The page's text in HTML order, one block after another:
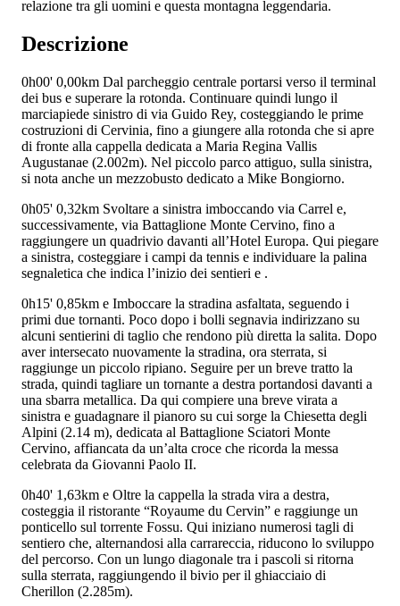
relazione tra gli uomini e questa montagna leggendaria.
Descrizione
0h00' 0,00km Dal parcheggio centrale portarsi verso il terminal
dei bus e superare la rotonda. Continuare quindi lungo il
marciapiede sinistro di via Guido Rey, costeggiando le prime
costruzioni di Cervinia, fino a giungere alla rotonda che si apre
di fronte alla cappella dedicata a Maria Regina Vallis
Augustanae (2.002m). Nel piccolo parco attiguo, sulla sinistra,
si nota anche un mezzobusto dedicato a Mike Bongiorno.
0h05' 0,32km Svoltare a sinistra imboccando via Carrel e,
successivamente, via Battaglione Monte Cervino, fino a
raggiungere un quadrivio davanti all’Hotel Europa. Qui piegare
a sinistra, costeggiare i campi da tennis e individuare la palina
segnaletica che indica l’inizio dei sentieri e .
0h15' 0,85km e Imboccare la stradina asfaltata, seguendo i
primi due tornanti. Poco dopo i bolli segnavia indirizzano su
alcuni sentierini di taglio che rendono più diretta la salita. Dopo
aver intersecato nuovamente la stradina, ora sterrata, si
raggiunge un piccolo ripiano. Seguire per un breve tratto la
strada, quindi tagliare un tornante a destra portandosi davanti a
una sbarra metallica. Da qui compiere una breve virata a
sinistra e guadagnare il pianoro su cui sorge la Chiesetta degli
Alpini (2.14 m), dedicata al Battaglione Sciatori Monte
Cervino, affiancata da un’alta croce che ricorda la messa
celebrata da Giovanni Paolo II.
0h40' 1,63km e Oltre la cappella la strada vira a destra,
costeggia il ristorante “Royaume du Cervin” e raggiunge un
ponticello sul torrente Fossu. Qui iniziano numerosi tagli di
sentiero che, alternandosi alla carrareccia, riducono lo sviluppo
del percorso. Con un lungo diagonale tra i pascoli si ritorna
sulla sterrata, raggiungendo il bivio per il ghiacciaio di
Cherillon (2.285m).